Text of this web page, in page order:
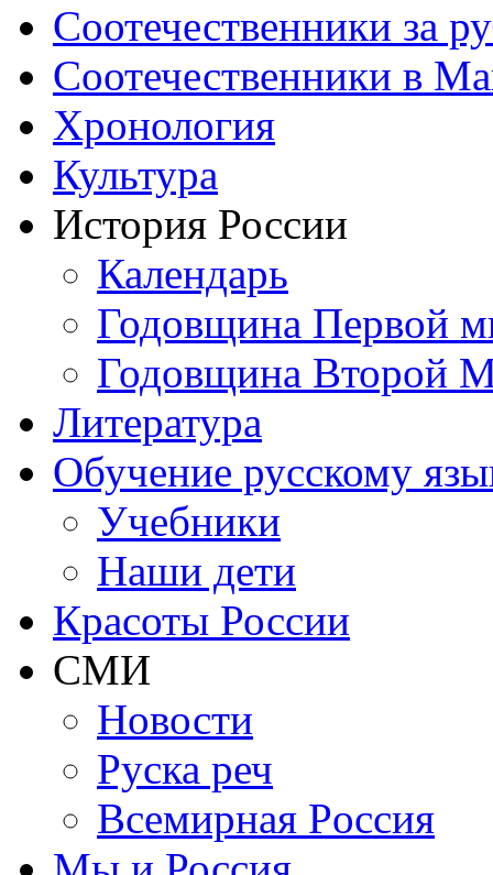
Соотечественники за
Соотечественники в
Хронология
Культура
История России
Календарь
Годовщина Первой
Годовщина Второй
Литература
Обучение русскому
Учебники
Наши дети
Красоты России
СМИ
Новости
Руска реч
Всемирная Рoссия